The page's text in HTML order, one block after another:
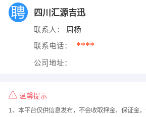
四川汇源吉迅
联系人： 周杨
联系电话： ****
公司地址：
温馨提示
1、本平台仅供信息发布，不会收取押金、保证金，